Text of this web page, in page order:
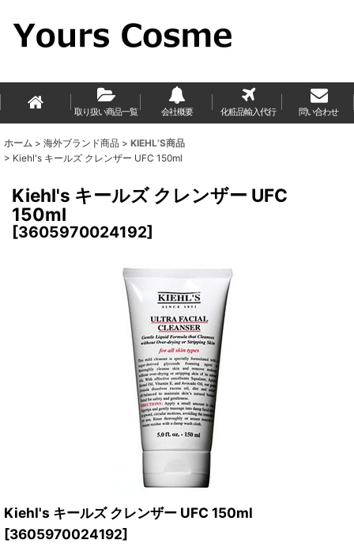
取り扱い商品一覧 会社概要 化粧品輸入代行 問い合わせ
ホーム > 海外ブランド商品 > KIEHL’S商品
> Kiehl's キールズ クレンザー UFC 150ml
Kiehl's キールズ クレンザー UFC
150ml
[3605970024192]
Kiehl's キールズ クレンザー UFC 150ml
[3605970024192]